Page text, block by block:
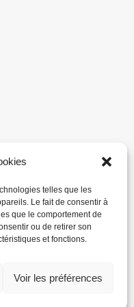
telles que les
Le fait de consentir à
que le comportement de
ou de retirer son
et fonctions.
Voir les préférences